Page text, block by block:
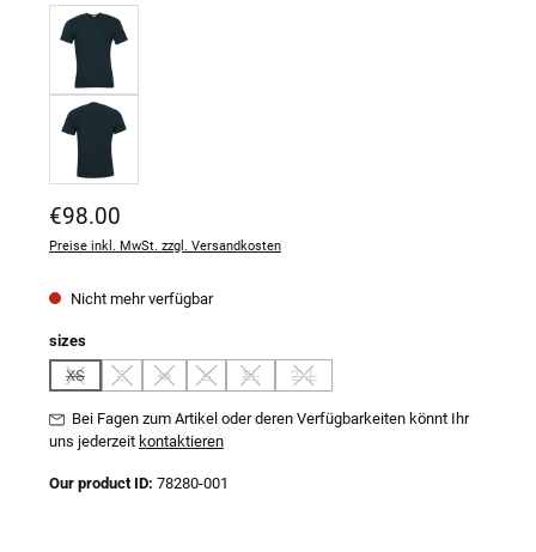
Regulärer Preis:
€98.00
Preise inkl. MwSt. zzgl. Versandkosten
Nicht mehr verfügbar
sizesauswählen
XS
(Diese Option ist zurzeit nicht verfügbar.)
S
(Diese Option ist zurzeit nicht verfügbar.)
M
(Diese Option ist zurzeit nicht verfügbar.)
L
(Diese Option ist zurzeit nicht verfügbar.)
XL
(Diese Option ist zurzeit nicht verfügbar.)
2XL
(Diese Option ist zurzeit nicht
Bei Fagen zum Artikel oder deren Verfügbarkeiten könnt Ihr
uns jederzeit kontaktieren
Our product ID: 78280-001